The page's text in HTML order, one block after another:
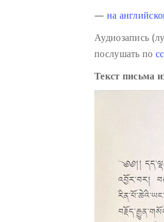
— на
Аудиозапись
послушать по
Текст письма